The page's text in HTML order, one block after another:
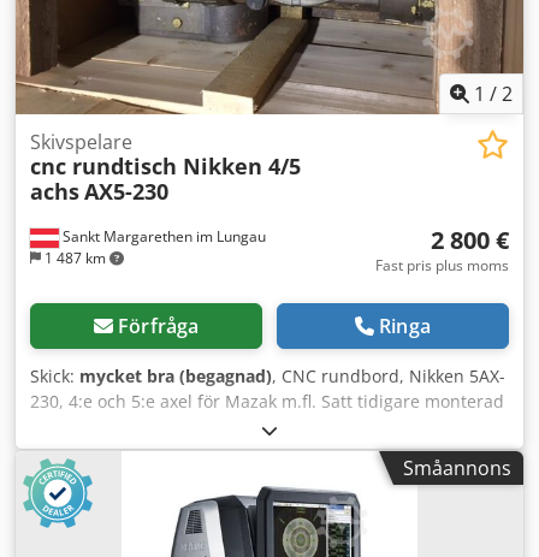
1 /2
Sankt Margarethen im Lungau
1 487 km
Skivspelare
cnc rundtisch Nikken 4/5
achsAX5-230
2 800 €
Fast pris plus moms
Förfråga Ringa
Skick: mycket bra (begagnad), CNC rundbord, Nikken 5AX-
230, 4:e och 5:e axel för Mazak m.fl. Satt tidigare monterad
på en VTC 300, säljes nu på grund av byte till ny 5-axlig
maskin. Dksdsp U Umkjpfx Akqjr
Småannons